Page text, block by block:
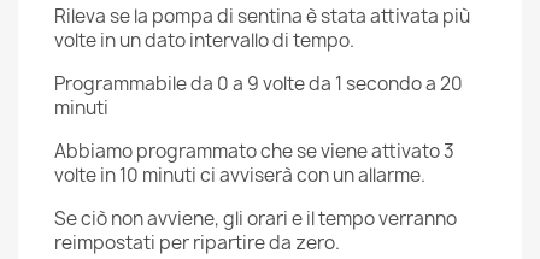
Rileva se la pompa di sentina è stata attivata più
volte in un dato intervallo di tempo.
Programmabile da 0 a 9 volte da 1 secondo a 20
minuti
Abbiamo programmato che se viene attivato 3
volte in 10 minuti ci avviserà con un allarme.
Se ciò non avviene, gli orari e il tempo verranno
reimpostati per ripartire da zero.